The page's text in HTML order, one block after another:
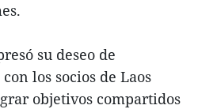
su deseo de
los socios de Laos
objetivos compartidos